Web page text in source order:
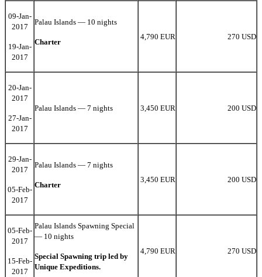
09-Jan-
2017
19-Jan-
2017
Palau Islands — 10 nights
Charter
4,790 EUR 270 USD
20-Jan-
2017
27-Jan-
2017
Palau Islands — 7 nights 3,450 EUR 200 USD
29-Jan-
2017
05-Feb-
2017
Palau Islands — 7 nights
Charter
3,450 EUR 200 USD
05-Feb-
2017
15-Feb-
2017
Palau Islands Spawning Special
— 10 nights
Special Spawning trip led by
Unique Expeditions.
4,790 EUR 270 USD